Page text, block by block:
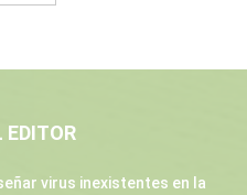
EDITOR
virus inexistentes en la